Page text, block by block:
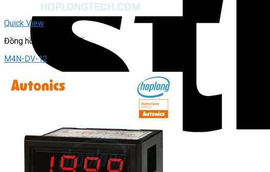
Quick View
Đồng hồ đo hiển thị số
M4N-DV-12